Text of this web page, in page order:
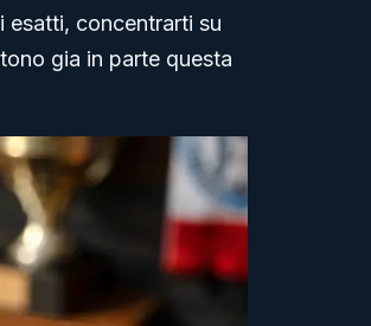
esatti, concentrarti su
gia in parte questa